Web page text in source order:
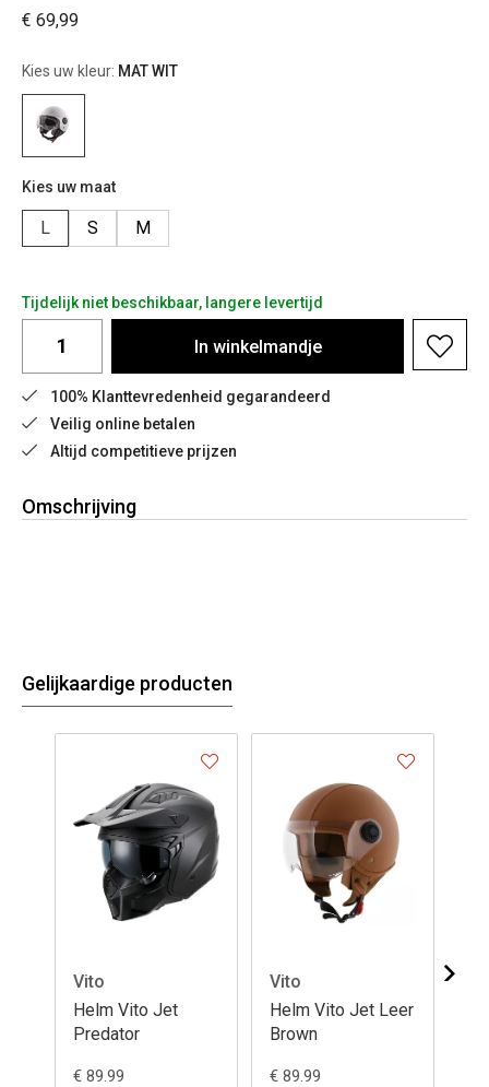
€ 69,99
Kies uw kleur: MAT WIT
Kies uw maat
L S M
Tijdelijk niet beschikbaar, langere levertijd
In winkelmandje
100% Klanttevredenheid gegarandeerd
Veilig online betalen
Altijd competitieve prijzen
Omschrijving
Gelijkaardige producten
Vito
Helm Vito Jet
Predator
€ 89.99
Vito
Helm Vito Jet Leer
Brown
€ 89.99